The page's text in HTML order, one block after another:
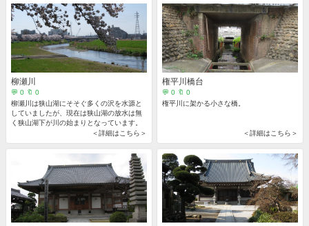
柳瀬川
💬 0 🔖 0
柳瀬川は狭山湖にそそぐ多くの沢を水源と
していましたが、現在は狭山湖の放水は無
く狭山湖下が川の始まりとなっています。
＜詳細はこちら＞
権平川橋台
💬 0 🔖 0
権平川に架かる小さな橋。
＜詳細はこちら＞